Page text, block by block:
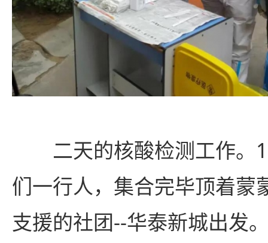
二天的核酸检测工作。
们一行人，集合完毕顶着蒙
支援的社团--华泰新城出发